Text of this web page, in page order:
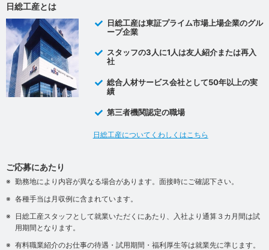
日総工産とは
日総工産は東証プライム市場上場企業のグル
ープ企業
スタッフの3人に1人は友人紹介または再入
社
総合人材サービス会社として50年以上の実
績
第三者機関認定の職場
日総工産についてくわしくはこちら
ご応募にあたり
勤務地により内容が異なる場合があります。面接時にご確認下さい。
各種手当は月収例に含まれています。
日総工産スタッフとして就業いただくにあたり、入社より通算３カ月間は試
用期間となります。
有料職業紹介のお仕事の待遇・試用期間・福利厚生等は就業先に準じます。